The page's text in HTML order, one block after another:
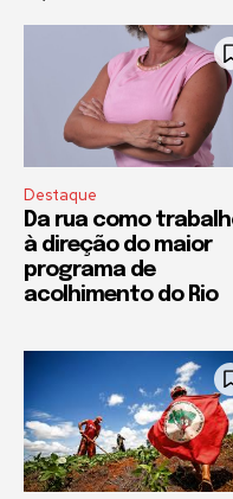
Destaque
Da rua como
à direção do maior
programa de
acolhimento do Rio